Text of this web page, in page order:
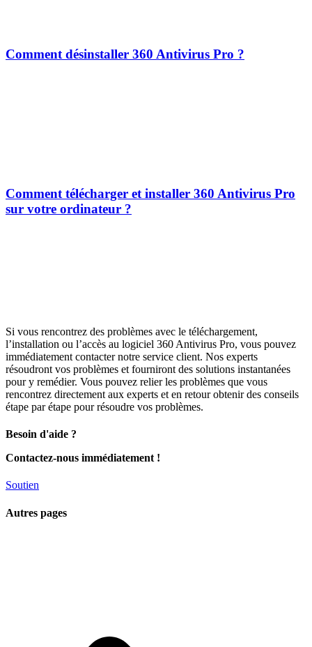
Comment désinstaller 360 Antivirus Pro ?
Comment télécharger et installer 360 Antivirus Pro
sur votre ordinateur ?
Si vous rencontrez des problèmes avec le téléchargement,
l’installation ou l’accès au logiciel 360 Antivirus Pro, vous pouvez
immédiatement contacter notre service client. Nos experts
résoudront vos problèmes et fourniront des solutions instantanées
pour y remédier. Vous pouvez relier les problèmes que vous
rencontrez directement aux experts et en retour obtenir des conseils
étape par étape pour résoudre vos problèmes.
Besoin d'aide ?
Contactez-nous immédiatement !
Soutien
Autres pages